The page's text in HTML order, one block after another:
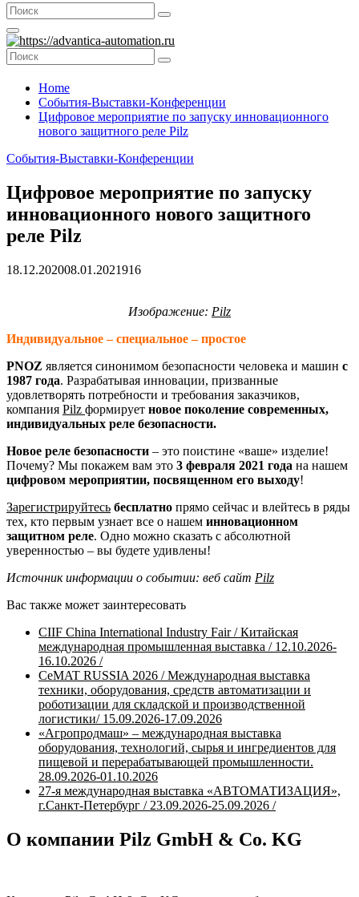
Search
for:
Search
Primary
Menu
Search
for:
Search
Home
События-Выставки-Конференции
Цифровое мероприятие по запуску инновационного
нового защитного реле Pilz
События-Выставки-Конференции
Цифровое мероприятие по запуску
инновационного нового защитного
реле Pilz
18.12.202008.01.2021916
Изображение: Pilz
Индивидуальное – специальное – простое
PNOZ является синонимом безопасности человека и машин с
1987 года. Разрабатывая инновации, призванные
удовлетворять потребности и требования заказчиков,
компания Pilz формирует новое поколение современных,
индивидуальных реле безопасности.
Новое реле безопасности – это поистине «ваше» изделие!
Почему? Мы покажем вам это 3 февраля 2021 года на нашем
цифровом мероприятии, посвященном его выходу!
Зарегистрируйтесь бесплатно прямо сейчас и влейтесь в ряды
тех, кто первым узнает все о нашем инновационном
защитном реле. Одно можно сказать с абсолютной
уверенностью – вы будете удивлены!
Источник информации о событии: веб сайт Pilz
Вас также может заинтересовать
CIIF China International Industry Fair / Китайская
международная промышленная выставка / 12.10.2026-
16.10.2026 /
CeMAT RUSSIA 2026 / Международная выставка
техники, оборудования, средств автоматизации и
роботизации для складской и производственной
логистики/ 15.09.2026-17.09.2026
«Агропродмаш» – международная выставка
оборудования, технологий, сырья и ингредиентов для
пищевой и перерабатывающей промышленности.
28.09.2026-01.10.2026
27-я международная выставка «АВТОМАТИЗАЦИЯ»,
г.Санкт-Петербург / 23.09.2026-25.09.2026 /
О компании Pilz GmbH & Co. KG